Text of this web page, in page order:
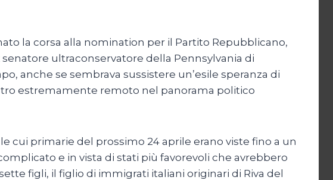
la corsa alla nomination per il Partito Repubblicano,
ultraconservatore della Pennsylvania di
anche se sembrava sussistere un’esile speranza di
estremamente remoto nel panorama politico
cui primarie del prossimo 24 aprile erano viste fino a un
e in vista di stati più favorevoli che avrebbero
figli, il figlio di immigrati italiani originari di Riva del